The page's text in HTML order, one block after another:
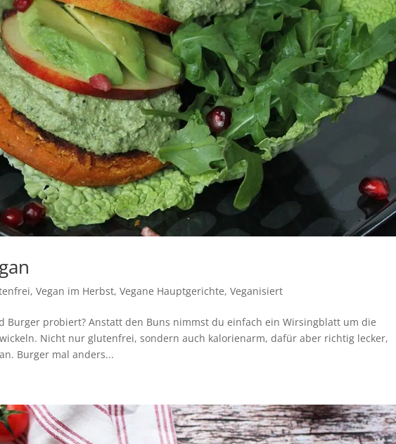
,Vegan im Herbst,Vegane Hauptgerichte,Veganisiert
Burger probiert? Anstatt den Buns nimmst du einfach ein Wirsingblatt um die
Nicht nur glutenfrei, sondern auch kalorienarm, dafür aber richtig lecker,
Burger mal anders...